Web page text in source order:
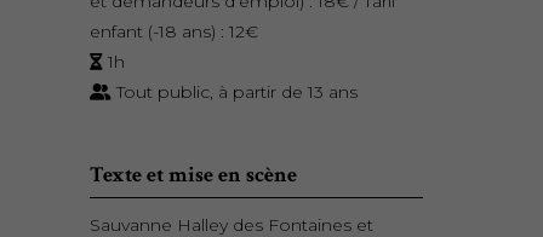
enfant (-18 ans) : 12€
1h
Tout public, à partir de 13 ans
Texte et mise en scène
Sauvanne Halley des Fontaines et